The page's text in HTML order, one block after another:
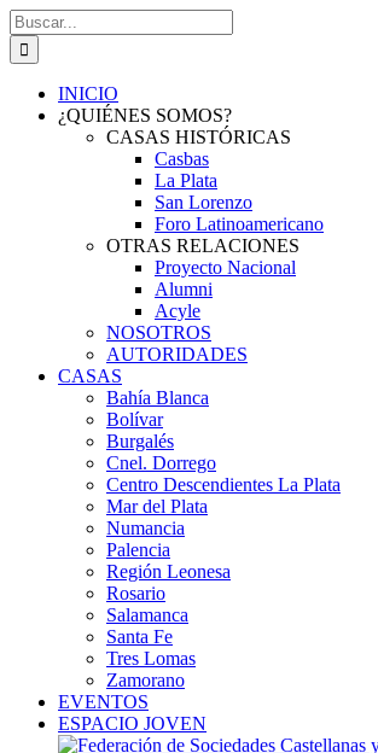
Saltar
al
contenido
Buscar:
INICIO
¿QUIÉNES SOMOS?
CASAS HISTÓRICAS
Casbas
La Plata
San Lorenzo
Foro Latinoamericano
OTRAS RELACIONES
Proyecto Nacional
Alumni
Acyle
NOSOTROS
AUTORIDADES
CASAS
Bahía Blanca
Bolívar
Burgalés
Cnel. Dorrego
Centro Descendientes La Plata
Mar del Plata
Numancia
Palencia
Región Leonesa
Rosario
Salamanca
Santa Fe
Tres Lomas
Zamorano
EVENTOS
ESPACIO JOVEN